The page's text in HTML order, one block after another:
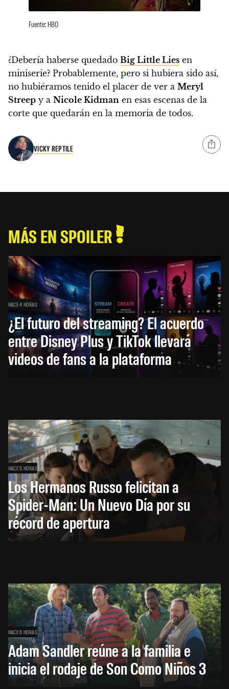
Fuente: HBO
¿Debería haberse quedado Big Little Lies en
miniserie? Probablemente, pero si hubiera sido así,
no hubiéramos tenido el placer de ver a Meryl
Streep y a Nicole Kidman en esas escenas de la
corte que quedarán en la memoria de todos.
VICKY REPTILE
MÁS EN SPOILER
HACE 4 HORAS
¿El futuro del streaming? El acuerdo
entre Disney Plus y TikTok llevará
videos de fans a la plataforma
HACE 5 HORAS
Los Hermanos Russo felicitan a
Spider-Man: Un Nuevo Día por su
récord de apertura
HACE 6 HORAS
Adam Sandler reúne a la familia e
inicia el rodaje de Son Como Niños 3